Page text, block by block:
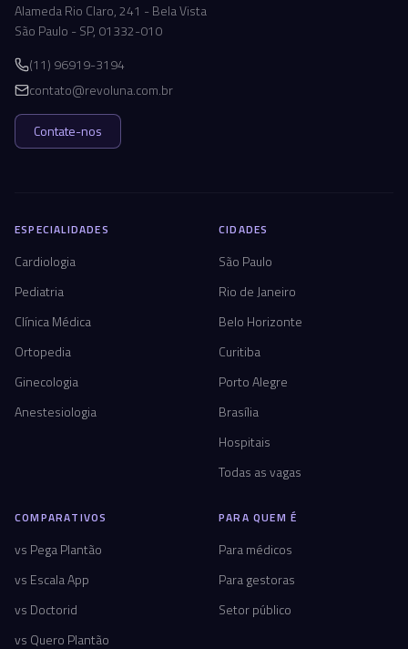
Alameda Rio Claro, 241 - Bela Vista
São Paulo - SP, 01332-010
(11) 96919-3194
contato@revoluna.com.br
Contate-nos
ESPECIALIDADES
Cardiologia
Pediatria
Clínica Médica
Ortopedia
Ginecologia
Anestesiologia
CIDADES
São Paulo
Rio de Janeiro
Belo Horizonte
Curitiba
Porto Alegre
Brasília
Hospitais
Todas as vagas
COMPARATIVOS
vs Pega Plantão
vs Escala App
vs Doctorid
vs Quero Plantão
PARA QUEM É
Para médicos
Para gestoras
Setor público